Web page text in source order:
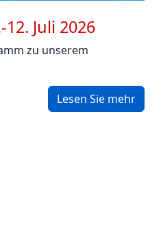
Juli 2026
zu unserem
Lesen Sie mehr